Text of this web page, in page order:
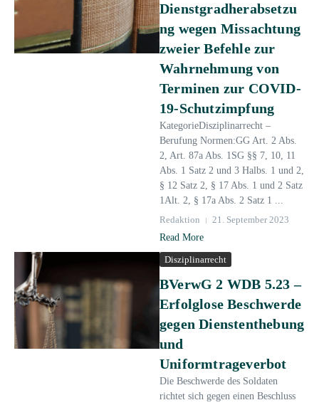
Dienstgradherabsetzu
ng wegen Missachtung
zweier Befehle zur
Wahrnehmung von
Terminen zur COVID-
19-Schutzimpfung
KategorieDisziplinarrecht –
Berufung Normen:GG Art. 2 Abs.
2, Art. 87a Abs. 1SG §§ 7, 10, 11
Abs. 1 Satz 2 und 3 Halbs. 1 und 2,
§ 12 Satz 2, § 17 Abs. 1 und 2 Satz
1Alt. 2, § 17a Abs. 2 Satz 1 ...
Redaktion
21. September 2023
Read More
Disziplinarrecht
BVerwG 2 WDB 5.23 –
Erfolglose Beschwerde
gegen Dienstenthebung
und
Uniformtrageverbot
Die Beschwerde des Soldaten
richtet sich gegen einen Beschluss